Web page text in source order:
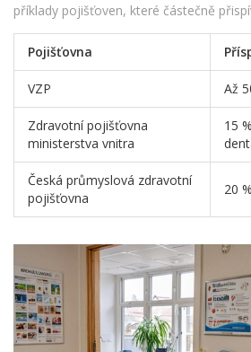
příklady pojišťoven, které částečně
Pojišťovna
VZP Až
Zdravotní pojišťovna
ministerstva vnitra
15
Česká průmyslová zdravotní
pojišťovna
20